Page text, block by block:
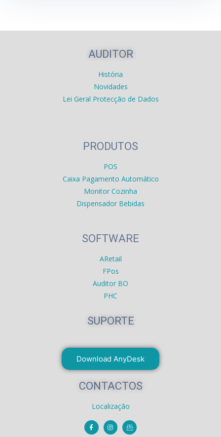
AUDITOR
História
Novidades
Lei Geral Protecção de Dados
PRODUTOS
POS
Caixa Pagamento Automático
Monitor Cozinha
Dispensador Bebidas
SOFTWARE
ARetail
FPos
Auditor BO
PHC
SUPORTE
Download AnyDesk
CONTACTOS
Localização